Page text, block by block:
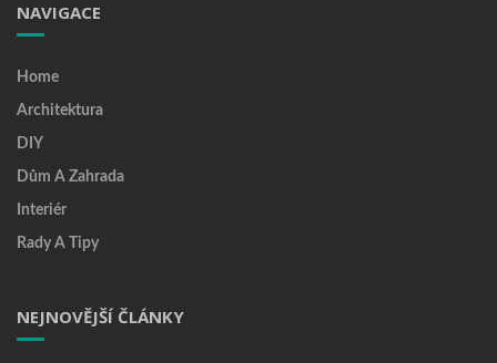
NAVIGACE
Home
Architektura
DIY
Dům A Zahrada
Interiér
Rady A Tipy
NEJNOVĚJŠÍ ČLÁNKY